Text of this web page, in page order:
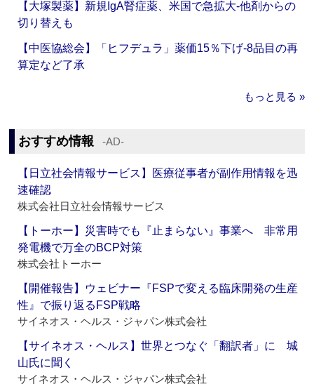
【大塚製薬】新規IgA腎症薬、米国で急拡大‐他剤からの
切り替えも
【中医協総会】「ヒフデュラ」薬価15％下げ‐8品目の再
算定など了承
もっと見る »
おすすめ情報 ‐AD‐
【日立社会情報サービス】医療従事者が副作用情報を迅
速確認
株式会社日立社会情報サービス
【トーホー】災害時でも『止まらない』事業へ 非常用
発電機で万全のBCP対策
株式会社トーホー
【開催報告】ウェビナー『FSPで変える臨床開発の生産
性』で振り返るFSP戦略
サイネオス・ヘルス・ジャパン株式会社
【サイネオス・ヘルス】世界とつなぐ「翻訳者」に 城
山氏に聞く
サイネオス・ヘルス・ジャパン株式会社